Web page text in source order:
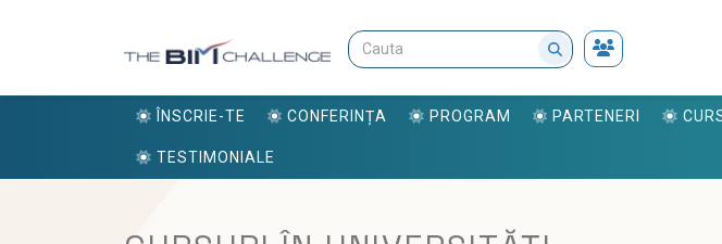
ÎNSCRIE-TE CONFERINȚA PROGRAM PARTENERI
TESTIMONIALE